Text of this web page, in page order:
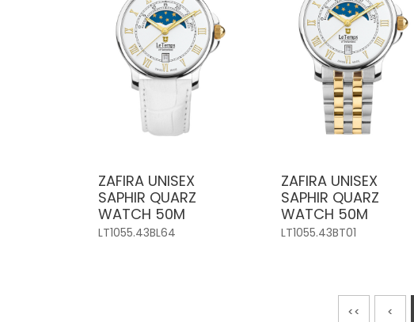
ZAFIRA UNISEX
SAPHIR QUARZ
WATCH 50M
LT1055.43BL64
ZAFIRA UNISEX
SAPHIR QUARZ
WATCH 50M
LT1055.43BT01
<< <